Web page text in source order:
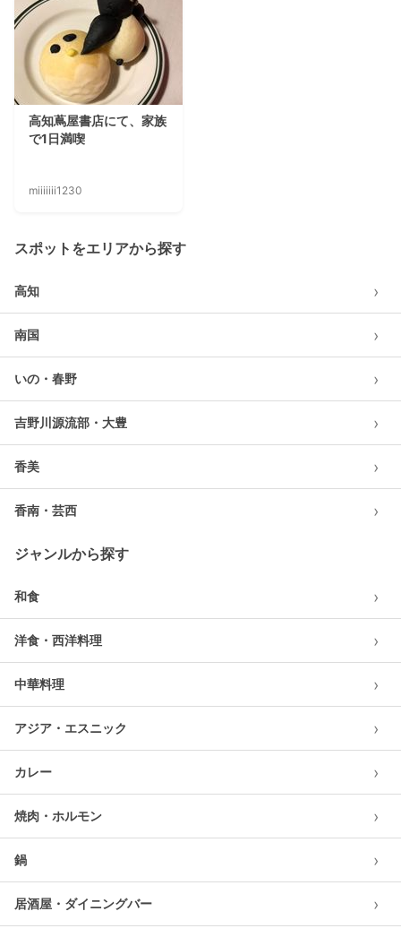
高知蔦屋書店にて、家族
で1日満喫
miiiiiii1230
スポットをエリアから探す
高知 ›
南国 ›
いの・春野 ›
吉野川源流部・大豊 ›
香美 ›
香南・芸西 ›
ジャンルから探す
和食 ›
洋食・西洋料理 ›
中華料理 ›
アジア・エスニック ›
カレー ›
焼肉・ホルモン ›
鍋 ›
居酒屋・ダイニングバー ›